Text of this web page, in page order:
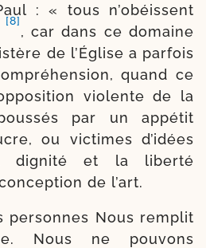
: « tous n’o­béissent
[8]
, car dans ce domaine
de l’Église a par­fois
quand ce
vio­lente de la
par un appé­tit
ou vic­times d’i­dées
digni­té et la liber­té
de l’art.
per­sonnes Nous rem­plit
Nous ne pou­vons